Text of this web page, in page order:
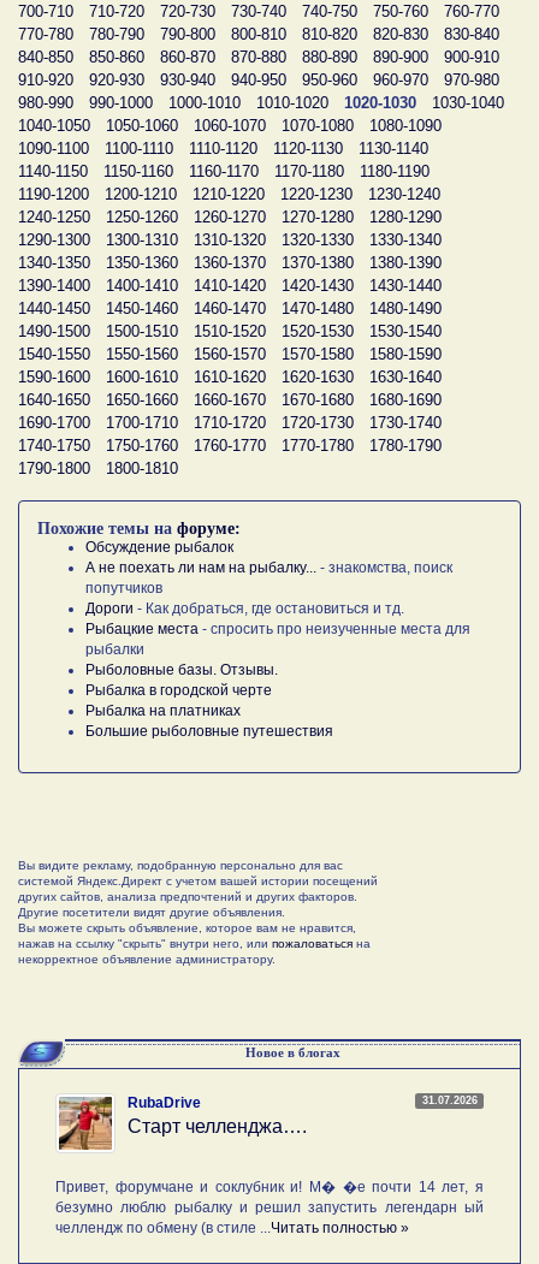
700-710
710-720 720-730 730-740 740-750 750-760
760-770
770-780
780-790 790-800 800-810 810-820 820-830
830-840
840-850
850-860 860-870 870-880 880-890 890-900
900-910
910-920
920-930 930-940 940-950 950-960 960-970
970-980
980-990
990-1000 1000-1010 1010-1020 1020-1030
1030-1040
1040-1050
1050-1060 1060-1070 1070-1080
1080-1090
1090-1100
1100-1110 1110-1120 1120-1130
1130-1140
1140-1150
1150-1160 1160-1170 1170-1180
1180-1190
1190-1200
1200-1210 1210-1220 1220-1230
1230-1240
1240-1250
1250-1260 1260-1270 1270-1280
1280-1290
1290-1300
1300-1310 1310-1320 1320-1330
1330-1340
1340-1350
1350-1360 1360-1370 1370-1380
1380-1390
1390-1400
1400-1410 1410-1420 1420-1430
1430-1440
1440-1450
1450-1460 1460-1470 1470-1480
1480-1490
1490-1500
1500-1510 1510-1520 1520-1530
1530-1540
1540-1550
1550-1560 1560-1570 1570-1580
1580-1590
1590-1600
1600-1610 1610-1620 1620-1630
1630-1640
1640-1650
1650-1660 1660-1670 1670-1680
1680-1690
1690-1700
1700-1710 1710-1720 1720-1730
1730-1740
1740-1750
1750-1760 1760-1770 1770-1780
1780-1790
1790-1800
1800-1810
Похожие темы на форуме:
Обсуждение рыбалок
А не поехать ли нам на рыбалку...
- знакомства, поиск
попутчиков
Дороги - Как добраться, где остановиться и тд.
Рыбацкие места - спросить про неизученные места для
рыбалки
Рыболовные базы. Отзывы.
Рыбалка в городской черте
Рыбалка на платниках
Большие рыболовные путешествия
Вы видите рекламу, подобранную персонально для вас
системой Яндекс.Директ с учетом вашей истории посещений
других сайтов, анализа предпочтений и других факторов.
Другие посетители видят другие объявления.
Вы можете скрыть объявление, которое вам не нравится,
нажав на ссылку "скрыть" внутри него, или пожаловаться на
некорректное объявление администратору.
Новое в блогах
31.07.2026
RubaDrive
Старт челленджа….
Привет, форумчане и соклубник и! М� �е почти 14 лет, я
безумно люблю рыбалку и решил запустить легендарн ый
челлендж по обмену (в стиле ... Читать полностью »